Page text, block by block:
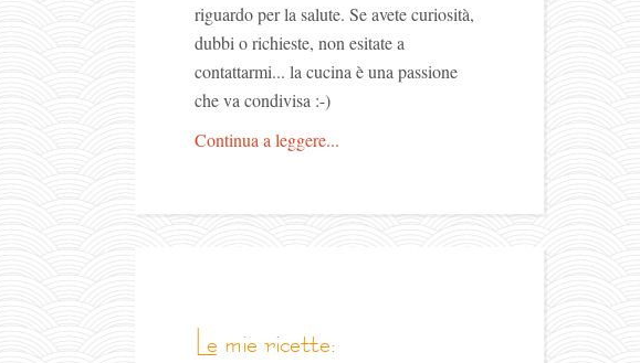
riguardo per la salute. Se avete curiosità,
dubbi o richieste, non esitate a
contattarmi... la cucina è una passione
che va condivisa :-)
Continua a leggere...
le mie ricette: